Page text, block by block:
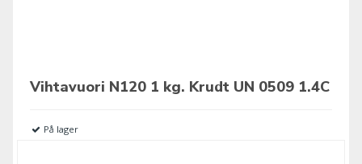
Vihtavuori N120 1 kg. Krudt UN 0509 1.4C
På lager